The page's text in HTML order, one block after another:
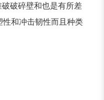
破碎壁和也是有所差
和冲击韧性而且种类